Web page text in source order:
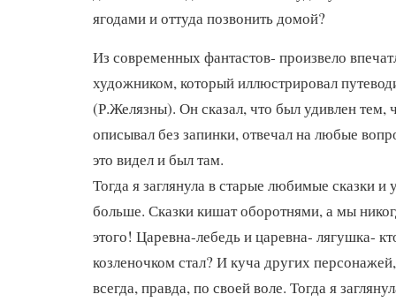
ягодами и оттуда позвонить домой?
Из современных фантастов- произвело
художником, который иллюстрировал
(Р.Желязны). Он сказал, что был удивлен тем,
описывал без запинки, отвечал на любые
это видел и был там.
Тогда я заглянула в старые любимые сказки и
больше. Сказки кишат оборотнями, а мы
этого! Царевна-лебедь и царевна- лягушка-
козленочком стал? И куча других
всегда, правда, по своей воле. Тогда я